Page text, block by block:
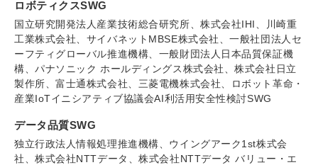
ロボティクスSWG
国立研究開発法人産業技術総合研究所、株式会社IHI、川崎重
工業株式会社、サイバネットMBSE株式会社、一般社団法人セ
ーフティグローバル推進機構、一般財団法人日本品質保証機
構、パナソニック ホールディングス株式会社、株式会社日立
製作所、富士通株式会社、三菱電機株式会社、ロボット革命・
産業IoTイニシアティブ協議会AI利活用安全性検討SWG
データ品質SWG
独立行政法人情報処理推進機構、ウイングアーク1st株式会
社、株式会社NTTデータ、株式会社NTTデータ バリュー・エ